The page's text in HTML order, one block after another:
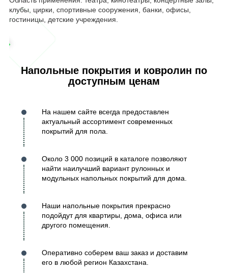
клубы, цирки, спортивные сооружения, банки, офисы,
гостиницы, детские учреждения.
Напольные покрытия и ковролин по
доступным ценам
На нашем сайте всегда предоставлен
актуальный ассортимент современных
покрытий для пола.
Около 3 000 позиций в каталоге позволяют
найти наилучший вариант рулонных и
модульных напольных покрытий для дома.
Наши напольные покрытия прекрасно
подойдут для квартиры, дома, офиса или
другого помещения.
Оперативно соберем ваш заказ и доставим
его в любой регион Казахстана.